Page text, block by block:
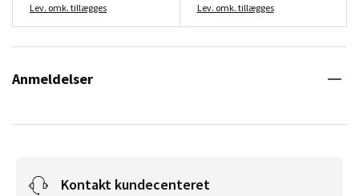
Lev. omk. tillægges Lev. omk. tillægges
Anmeldelser
Kontakt kundecenteret